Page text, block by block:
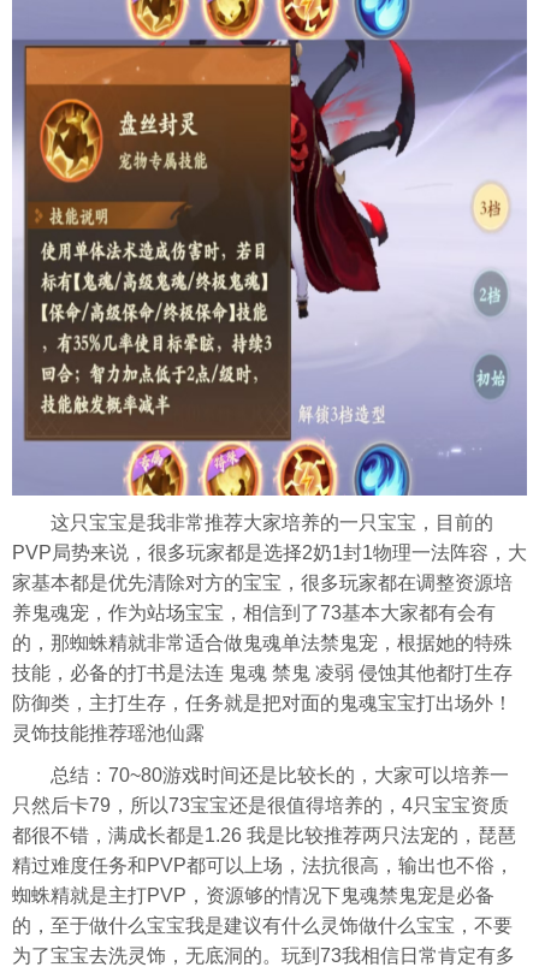
这只宝宝是我非常推荐大家培养的一只宝宝，目前的
PVP局势来说，很多玩家都是选择2奶1封1物理一法阵容，大
家基本都是优先清除对方的宝宝，很多玩家都在调整资源培
养鬼魂宠，作为站场宝宝，相信到了73基本大家都有会有
的，那蜘蛛精就非常适合做鬼魂单法禁鬼宠，根据她的特殊
技能，必备的打书是法连 鬼魂 禁鬼 凌弱 侵蚀其他都打生存
防御类，主打生存，任务就是把对面的鬼魂宝宝打出场外！
灵饰技能推荐瑶池仙露
总结：70~80游戏时间还是比较长的，大家可以培养一
只然后卡79，所以73宝宝还是很值得培养的，4只宝宝资质
都很不错，满成长都是1.26 我是比较推荐两只法宠的，琵琶
精过难度任务和PVP都可以上场，法抗很高，输出也不俗，
蜘蛛精就是主打PVP，资源够的情况下鬼魂禁鬼宠是必备
的，至于做什么宝宝我是建议有什么灵饰做什么宝宝，不要
为了宝宝去洗灵饰，无底洞的。玩到73我相信日常肯定有多